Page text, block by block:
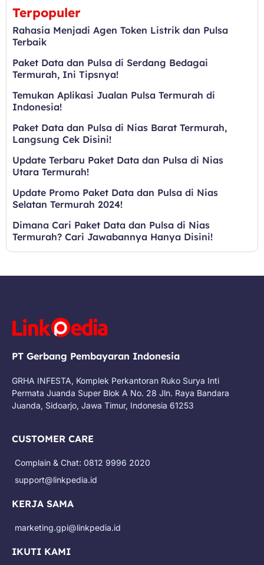
Terpopuler
Rahasia Menjadi Agen Token Listrik dan Pulsa
Terbaik
Paket Data dan Pulsa di Serdang Bedagai
Termurah, Ini Tipsnya!
Temukan Aplikasi Jualan Pulsa Termurah di
Indonesia!
Paket Data dan Pulsa di Nias Barat Termurah,
Langsung Cek Disini!
Update Terbaru Paket Data dan Pulsa di Nias
Utara Termurah!
Update Promo Paket Data dan Pulsa di Nias
Selatan Termurah 2024!
Dimana Cari Paket Data dan Pulsa di Nias
Termurah? Cari Jawabannya Hanya Disini!
PT Gerbang Pembayaran Indonesia
GRHA INFESTA, Komplek Perkantoran Ruko Surya Inti
Permata Juanda Super Blok A No. 28 Jln. Raya Bandara
Juanda, Sidoarjo, Jawa Timur, Indonesia 61253
CUSTOMER CARE
Complain & Chat: 0812 9996 2020
support@linkpedia.id
KERJA SAMA
marketing.gpi@linkpedia.id
IKUTI KAMI